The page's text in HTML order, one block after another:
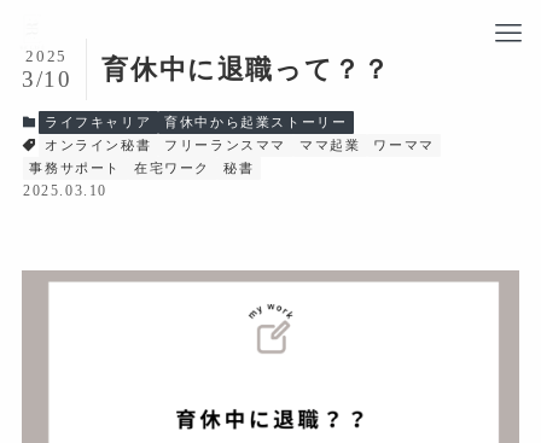
育休中に退職って？？
2025
3/10
ライフキャリア
育休中から起業ストーリー
オンライン秘書
フリーランスママ ママ起業
ワーママ
事務サポート
在宅ワーク 秘書
2025.03.10